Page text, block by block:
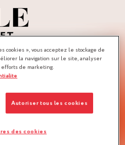
cookies », vous acceptez le stockage de
la navigation sur le site, analyser
de marketing.
Autoriser tous les cookies
des cookies